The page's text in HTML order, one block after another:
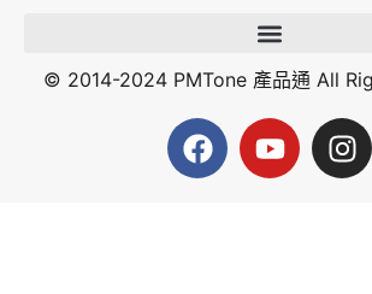
© 2014-2024 PMTone 產品通 All